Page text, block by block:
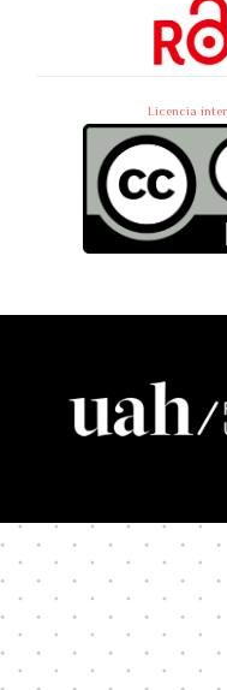
Licencia